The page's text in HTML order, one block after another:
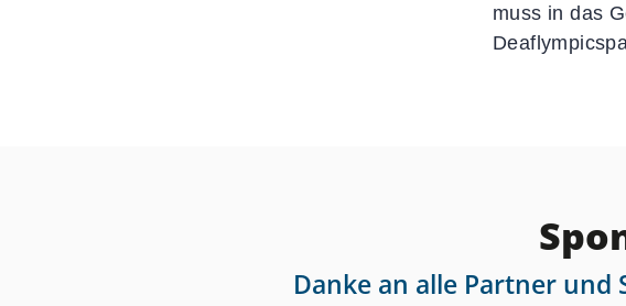
muss in das
Danke an alle Partner